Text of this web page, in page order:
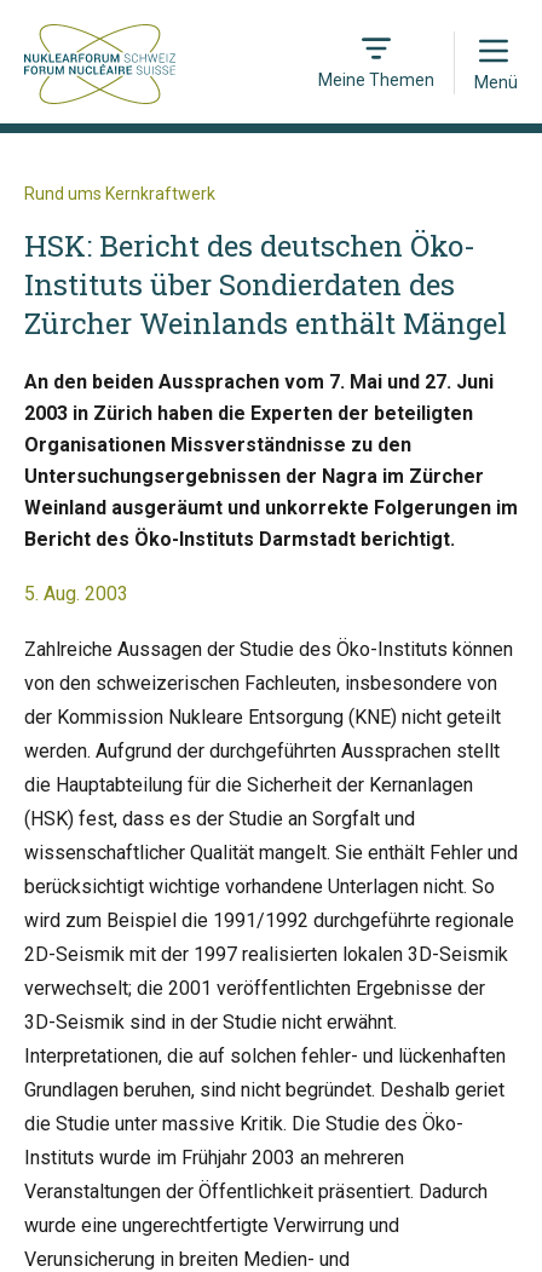
Meine Themen
Open
Menü
Rund ums Kernkraftwerk
HSK: Bericht des deutschen Öko-
Instituts über Sondierdaten des
Zürcher Weinlands enthält Mängel
An den beiden Aussprachen vom 7. Mai und 27. Juni
2003 in Zürich haben die Experten der beteiligten
Organisationen Missverständnisse zu den
Untersuchungsergebnissen der Nagra im Zürcher
Weinland ausgeräumt und unkorrekte Folgerungen im
Bericht des Öko-Instituts Darmstadt berichtigt.
5. Aug. 2003
Zahlreiche Aussagen der Studie des Öko-Instituts können
von den schweizerischen Fachleuten, insbesondere von
der Kommission Nukleare Entsorgung (KNE) nicht geteilt
werden. Aufgrund der durchgeführten Aussprachen stellt
die Hauptabteilung für die Sicherheit der Kernanlagen
(HSK) fest, dass es der Studie an Sorgfalt und
wissenschaftlicher Qualität mangelt. Sie enthält Fehler und
berücksichtigt wichtige vorhandene Unterlagen nicht. So
wird zum Beispiel die 1991/1992 durchgeführte regionale
2D-Seismik mit der 1997 realisierten lokalen 3D-Seismik
verwechselt; die 2001 veröffentlichten Ergebnisse der
3D-Seismik sind in der Studie nicht erwähnt.
Interpretationen, die auf solchen fehler- und lückenhaften
Grundlagen beruhen, sind nicht begründet. Deshalb geriet
die Studie unter massive Kritik. Die Studie des Öko-
Instituts wurde im Frühjahr 2003 an mehreren
Veranstaltungen der Öffentlichkeit präsentiert. Dadurch
wurde eine ungerechtfertigte Verwirrung und
Verunsicherung in breiten Medien- und